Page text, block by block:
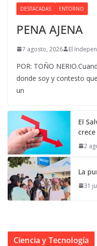
DESTACADAS ENTORNO
PENA AJENA
7 agosto, 2026 El
POR: TOÑO
donde soy y contesto
un
El
2
La
31
Ciencia y Tecnología